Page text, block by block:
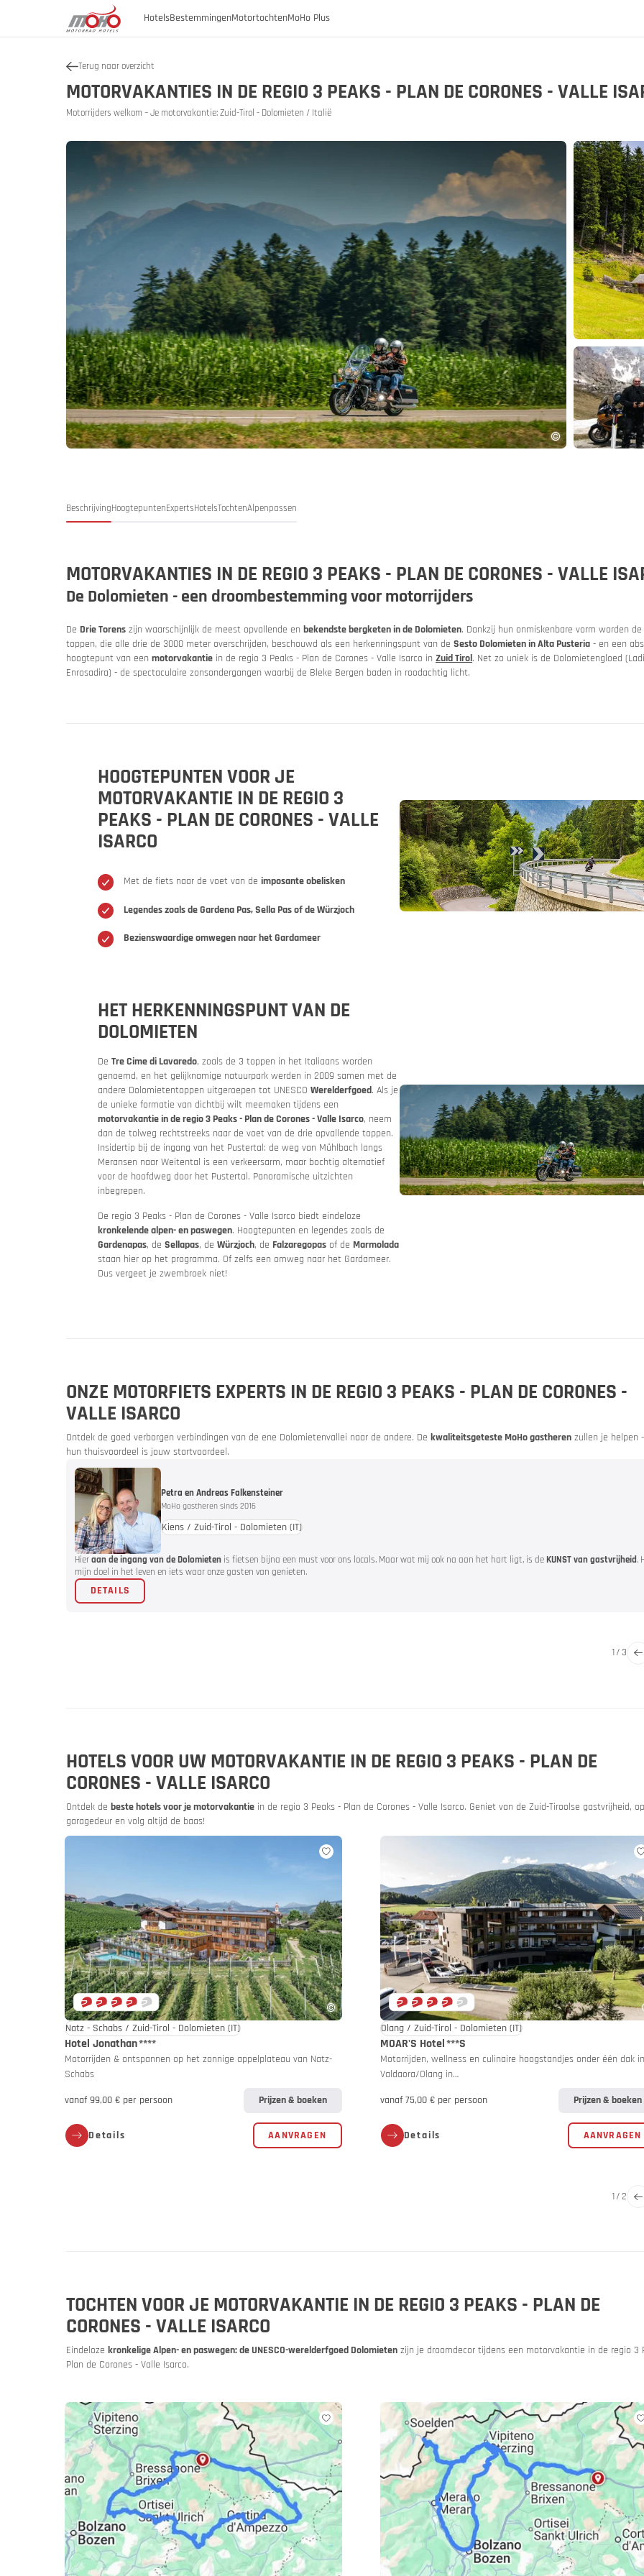
Hotels
Duitsland
Italië
MoHos met motorverhuur
Aanbiedingen
Bestemmingen
Oostenrijk
Italië
Slovenië
Oostenrijk
Burgenland
Karinthië
Neder-Oostenrijk
Stiermarken
Tirol
Vorarlberg
Motortochten
Duitsland
Italië
Passen & bergwegen
MoHo Plus
My MoHo-App
Motor- en autotrein
Vakantiebonnen
Aanbiedingen
Beurzen & evenementen
Catalogus
Terug naar overzicht
MOTORVAKANTIES IN DE REGIO 3 PEAKS - PLAN DE CORONES - VALLE
Motorrijders welkom – Je motorvakantie: Zuid-Tirol - Dolomieten / Italië
BeschrijvingHoogtepuntenExpertsHotelsTochtenAlpenpassen
MOTORVAKANTIES IN DE REGIO 3 PEAKS - PLAN DE CORONES - VALLE
De Dolomieten - een droombestemming voor motorrijders
De Drie Torens zijn waarschijnlijk de meest opvallende en bekendste bergketen in de Dolomieten. Dankzij hun onmiskenbare vorm worden de
toppen, die alle drie de 3000 meter overschrijden, beschouwd als een herkenningspunt van de Sesto Dolomieten in Alta Pusteria - en een
hoogtepunt van een motorvakantie in de regio 3 Peaks - Plan de Corones - Valle Isarco in Zuid Tirol. Net zo uniek is de Dolomietengloed
Enrosadira) - de spectaculaire zonsondergangen waarbij de Bleke Bergen baden in roodachtig licht.
HOOGTEPUNTEN VOOR JE
MOTORVAKANTIE IN DE REGIO 3
PEAKS - PLAN DE CORONES - VALLE
ISARCO
Met de fiets naar de voet van de imposante obelisken
Legendes zoals de Gardena Pas, Sella Pas of de Würzjoch
Bezienswaardige omwegen naar het Gardameer
HET HERKENNINGSPUNT VAN DE
DOLOMIETEN
De Tre Cime di Lavaredo, zoals de 3 toppen in het Italiaans worden
genoemd, en het gelijknamige natuurpark werden in 2009 samen met de
andere Dolomietentoppen uitgeroepen tot UNESCO Werelderfgoed. Als je
de unieke formatie van dichtbij wilt meemaken tijdens een
motorvakantie in de regio 3 Peaks - Plan de Corones - Valle Isarco, neem
dan de tolweg rechtstreeks naar de voet van de drie opvallende toppen.
Insidertip bij de ingang van het Pustertal: de weg van Mühlbach langs
Meransen naar Weitental is een verkeersarm, maar bochtig alternatief
voor de hoofdweg door het Pustertal. Panoramische uitzichten
inbegrepen.
De regio 3 Peaks - Plan de Corones - Valle Isarco biedt eindeloze
kronkelende alpen- en paswegen. Hoogtepunten en legendes zoals de
Gardenapas, de Sellapas, de Würzjoch, de Falzaregopas of de Marmolada
staan hier op het programma. Of zelfs een omweg naar het Gardameer.
Dus vergeet je zwembroek niet!
ONZE MOTORFIETS EXPERTS IN DE REGIO 3 PEAKS - PLAN DE CORONES -
VALLE ISARCO
Ontdek de goed verborgen verbindingen van de ene Dolomietenvallei naar de andere. De kwaliteitsgeteste MoHo gastheren zullen je helpen
hun thuisvoordeel is jouw startvoordeel.
Petra en Andreas Falkensteiner
MoHo gastheren sinds 2016
Kiens / Zuid-Tirol - Dolomieten (IT)
Hieraan de ingang van de Dolomieten is fietsen bijna een must voor ons locals. Maar wat mij ook na aan het hart ligt, is deKUNST van gastvrijheid.
mijn doel in het leven en iets waar onze gasten van genieten.
DETAILS
1/ 3
HOTELS VOOR UW MOTORVAKANTIE IN DE REGIO 3 PEAKS - PLAN DE
CORONES - VALLE ISARCO
Ontdek de beste hotels voor je motorvakantie in de regio 3 Peaks - Plan de Corones - Valle Isarco. Geniet van de Zuid-Tiroolse gastvrijheid,
garagedeur en volg altijd de baas!
Natz - Schabs / Zuid-Tirol - Dolomieten (IT)
Hotel Jonathan****
Motorrijden & ontspannen op het zonnige appelplateau van Natz-
Schabs
vanaf 99,00 € per persoon Prijzen & boeken
Details AANVRAGEN
Olang / Zuid-Tirol - Dolomieten(IT)
MOAR'S Hotel***S
Motorrijden, wellness en culinaire hoogstandjes onder één dak in
Valdaora/Olang in…
vanaf 75,00 € per persoon Prijzen & boeken
Details AANVRAGEN
1/2
TOCHTEN VOOR JE MOTORVAKANTIE IN DE REGIO 3 PEAKS - PLAN DE
CORONES - VALLE ISARCO
Eindeloze kronkelige Alpen- en paswegen: de UNESCO-werelderfgoed Dolomieten zijn je droomdecor tijdens een motorvakantie in de regio 3
Plan de Corones - Valle Isarco.